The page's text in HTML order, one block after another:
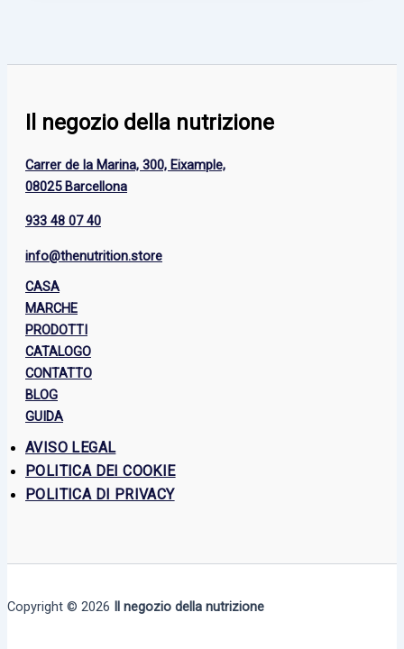
Il negozio della nutrizione
Carrer de la Marina, 300, Eixample,
08025 Barcellona
933 48 07 40
info@thenutrition.store
CASA
MARCHE
PRODOTTI
CATALOGO
CONTATTO
BLOG
GUIDA
AVISO LEGAL
POLITICA DEI COOKIE
POLITICA DI PRIVACY
Copyright © 2026 Il negozio della nutrizione